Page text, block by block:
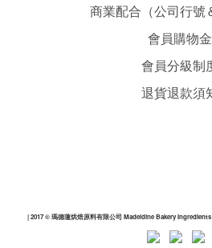
商業配合（公司行號
會員購物金
會員分級制
退貨退款須
| 2017 © 瑪德蓮烘焙原料有限公司 Madeldine Bakery Ingredients